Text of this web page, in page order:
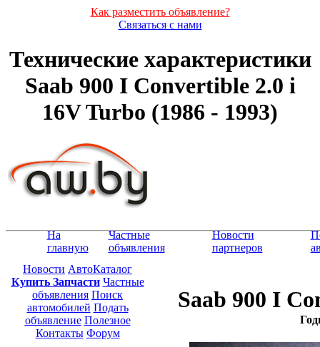
Как разместить объявление?
Связаться с нами
Технические характеристики
Saab 900 I Convertible 2.0 i
16V Turbo (1986 - 1993)
На
главную
Частные
объявления
Новости
партнеров
Новости АвтоКаталог
Купить Запчасти Частные
объявления Поиск
автомобилей Подать
объявление Полезное
Контакты Форум
Saab 900 I